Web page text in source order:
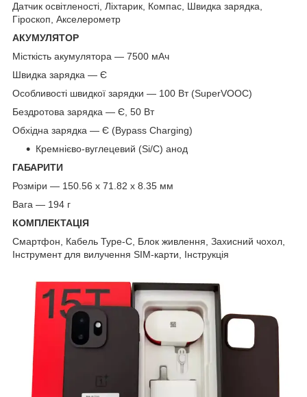
Датчик освітленості, Ліхтарик, Компас, Швидка зарядка,
Гіроскоп, Акселерометр
АКУМУЛЯТОР
Місткість акумулятора — 7500 мАч
Швидка зарядка — Є
Особливості швидкої зарядки — 100 Вт (SuperVOOC)
Бездротова зарядка — Є, 50 Вт
Обхідна зарядка — Є (Bypass Charging)
Кремнієво-вуглецевий (Si/C) анод
ГАБАРИТИ
Розміри — 150.56 x 71.82 x 8.35 мм
Вага — 194 г
КОМПЛЕКТАЦІЯ
Смартфон, Кабель Type-C, Блок живлення, Захисний чохол,
Інструмент для вилучення SIM-карти, Інструкція